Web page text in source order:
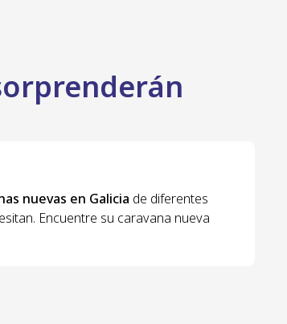
nuevas en Galicia de diferentes
Encuentre su caravana nueva